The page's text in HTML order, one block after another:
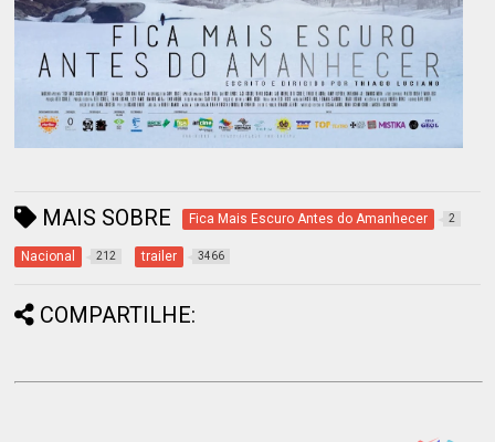
MAIS SOBRE Fica Mais Escuro Antes do Amanhecer 2
Nacional 212 trailer 3466
COMPARTILHE: